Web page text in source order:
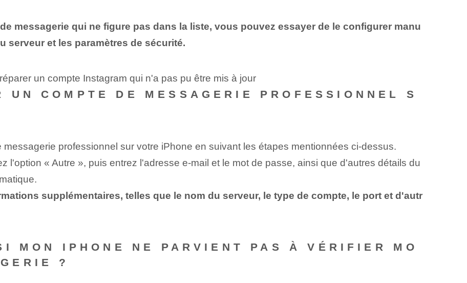
messagerie qui ne figure pas dans la liste, vous pouvez essayer de le configurer manu
serveur et les paramètres de sécurité.
un compte Instagram qui n'a pas pu être mis à jour
UN COMPTE DE MESSAGERIE PROFESSIONNEL S
professionnel sur votre iPhone en suivant les étapes mentionnées ci-dessus.
l'option « Autre », puis entrez l'adresse e-mail et le mot de passe, ainsi que d'autres détails du
supplémentaires, telles que le nom du serveur, le type de compte, le port et d'autr
MON IPHONE NE PARVIENT PAS À VÉRIFIER MO
?